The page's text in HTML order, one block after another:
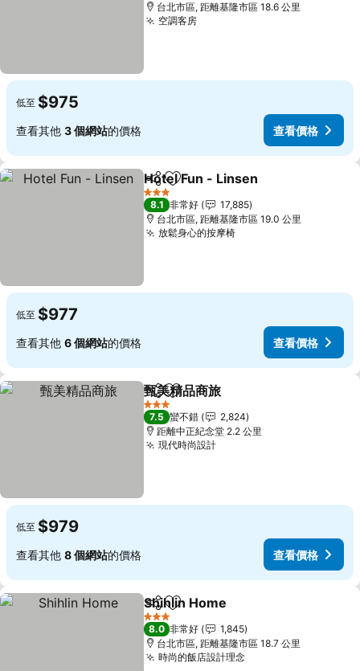
台北市區, 距離基隆市區 18.6 公里
空調客房查看價格
低至 $975
查看其他 3 個網站的價格 查看價格
分享 加入我的最愛
Hotel Fun - Linsen
3 星級
8.1 非常好
17,885
台北市區, 距離基隆市區 19.0 公里
放鬆身心的按摩椅查看價格
低至 $977
查看其他 6 個網站的價格 查看價格
分享 加入我的最愛
甄美精品商旅
3 星級
7.5 蠻不錯
2,824
距離中正紀念堂 2.2 公里
現代時尚設計查看價格
低至 $979
查看其他 8 個網站的價格 查看價格
分享 加入我的最愛
Shihlin Home
3 星級
8.0 非常好
1,845
台北市區, 距離基隆市區 18.7 公里
時尚的飯店設計理念查看價格